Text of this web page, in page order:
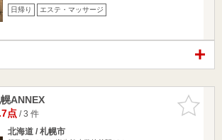
日帰り エステ・マッサージ
お気に入
りに追加
ANNEX
点/ 3 件
北海道 / 札幌市